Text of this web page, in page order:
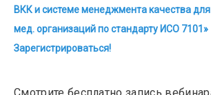
ВКК и системе менеджмента качества для
мед. организаций по стандарту ИСО 7101»
Зарегистрироваться!